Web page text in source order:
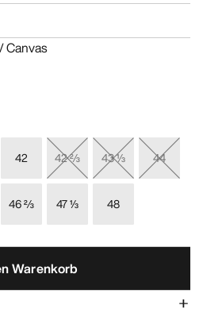
Canvas
42 42 ⅔ 43 ⅓ 44
46 ⅔ 47 ⅓
48
Warenkorb